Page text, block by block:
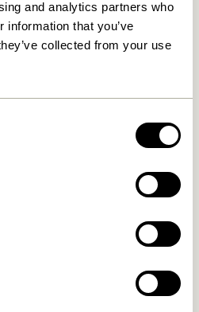
and analytics partners who
information that you’ve
collected from your use